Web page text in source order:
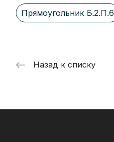
Прямоугольник Б.2.П.6
Назад к списку